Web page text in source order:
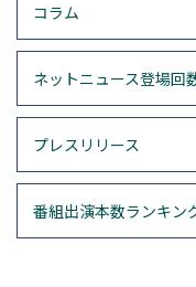
コラム
ネットニュース登場回
プレスリリース
番組出演本数ランキン